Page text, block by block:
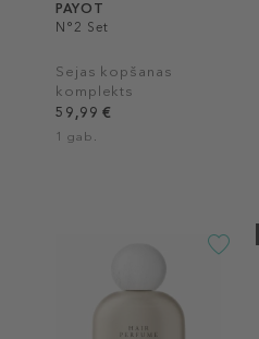
PAYOT
N°2 Set
Sejas kopšanas
komplekts
59,99 €
1 gab.